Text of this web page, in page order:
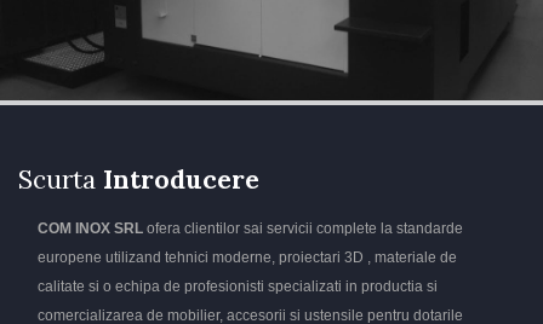
Scurta Introducere
COM INOX SRL ofera clientilor sai servicii complete la standarde
europene utilizand tehnici moderne, proiectari 3D , materiale de
calitate si o echipa de profesionisti specializati in productia si
comercializarea de mobilier, accesorii si ustensile pentru dotarile